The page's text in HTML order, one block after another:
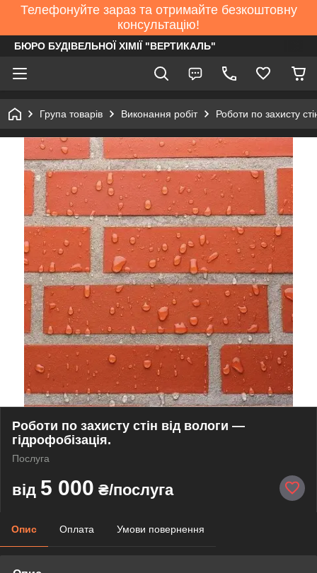
Телефонуйте зараз та отримайте безкоштовну
консультацію!
БЮРО БУДІВЕЛЬНОЇ ХІМІЇ "ВЕРТИКАЛЬ"
Група товарів Виконання робіт Роботи по захисту
Роботи по захисту стін від вологи —
гідрофобізація.
Послуга
від 5 000 ₴/послуга
Опис Оплата Умови повернення